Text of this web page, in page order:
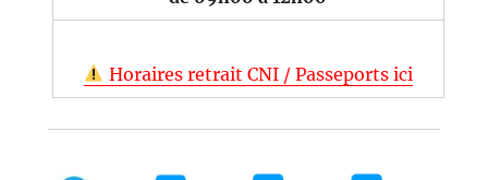
Horaires retrait CNI / Passeports ici